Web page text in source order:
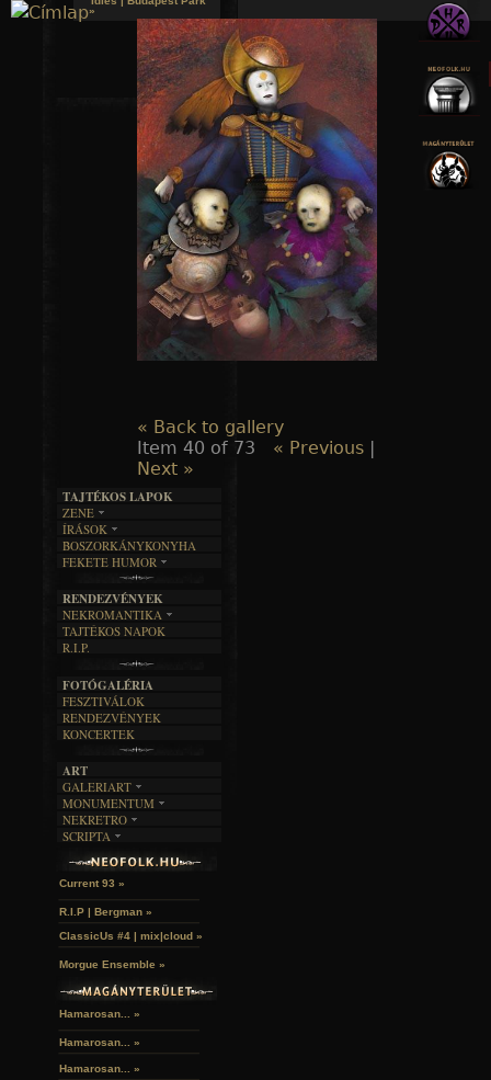
Jump to navigation
« Back to gallery
Item 40 of 73
« Previous
Next »
TAJTÉKOS LAPOK
ZENE
EGYÜTTESEK
INTERJÚK
FORDÍTÁSOK
DALSZÖVEGEK
ÍRÁSOK
IRODALOM
FILM
MŰVÉSZET
ÍRÁSTÖRTÉNET
BOSZORKÁNYKONYHA
FEKETE HUMOR
SZÖVEGES
RENDEZVÉNYEK
NEKROMANTIKA
AKTUÁLIS
A MÚLT
TAJTÉKOS NAPOK
R.I.P.
FOTÓGALÉRIA
FESZTIVÁLOK
RENDEZVÉNYEK
KONCERTEK
ART
GALERIART
ARTGALERI
KÉPREGÉNYEK
LAKÁSKULTS
MONUMENTUM
TEMETŐK
TEMPLOMOK
VÁRAK
HELYEK
NEKRETRO
SZUBKULT
FEKETE LYUK
RELIKVIÁK
SCRIPTA
NOVELLÁK
»
Current 93 »
R.I.P | Bergman »
ClassicUs #4 | mix|cloud »
Morgue Ensemble »
Hamarosan... »
Hamarosan... »
Hamarosan... »